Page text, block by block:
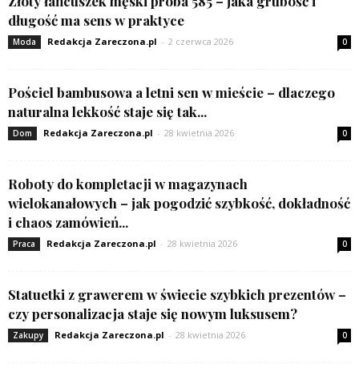
długość ma sens w praktyce
Moda Redakcja Zareczona.pl - 2 czerwca 2026 0
Pościel bambusowa a letni sen w mieście – dlaczego
naturalna lekkość staje się tak...
Dom Redakcja Zareczona.pl - 28 kwietnia 2026 0
Roboty do kompletacji w magazynach
wielokanałowych – jak pogodzić szybkość, dokładność
i chaos zamówień...
Praca Redakcja Zareczona.pl - 28 kwietnia 2026 0
Statuetki z grawerem w świecie szybkich prezentów –
czy personalizacja staje się nowym luksusem?
Zakupy Redakcja Zareczona.pl - 28 kwietnia 2026 0